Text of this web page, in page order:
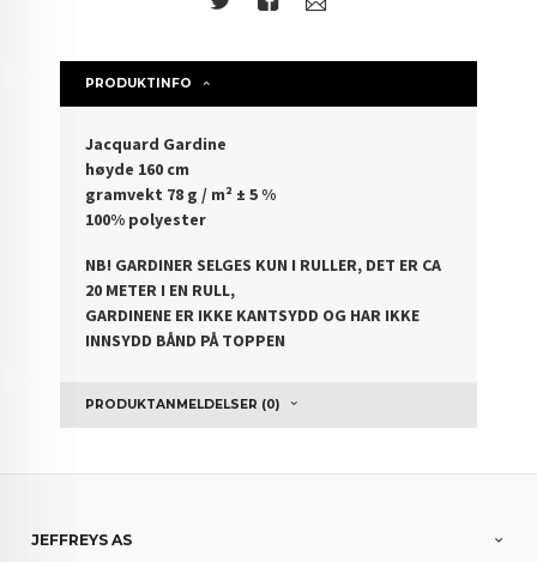
PRODUKTINFO
Jacquard Gardine
høyde 160 cm
gramvekt 78 g / m² ± 5 %
100% polyester
NB! GARDINER SELGES KUN I RULLER, DET ER CA
20 METER I EN RULL,
GARDINENE ER IKKE KANTSYDD OG HAR IKKE
INNSYDD BÅND PÅ TOPPEN
PRODUKTANMELDELSER (0)
JEFFREYS AS